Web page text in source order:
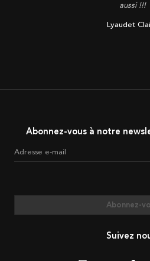
aussi !!!
Lyaudet
Abonnez-vous à notre
Adresse e-mail
Abonnez-
Suivez